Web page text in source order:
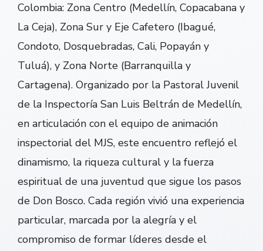
Colombia: Zona Centro (Medellín, Copacabana y
La Ceja), Zona Sur y Eje Cafetero (Ibagué,
Condoto, Dosquebradas, Cali, Popayán y
Tuluá), y Zona Norte (Barranquilla y
Cartagena). Organizado por la Pastoral Juvenil
de la Inspectoría San Luis Beltrán de Medellín,
en articulación con el equipo de animación
inspectorial del MJS, este encuentro reflejó el
dinamismo, la riqueza cultural y la fuerza
espiritual de una juventud que sigue los pasos
de Don Bosco. Cada región vivió una experiencia
particular, marcada por la alegría y el
compromiso de formar líderes desde el